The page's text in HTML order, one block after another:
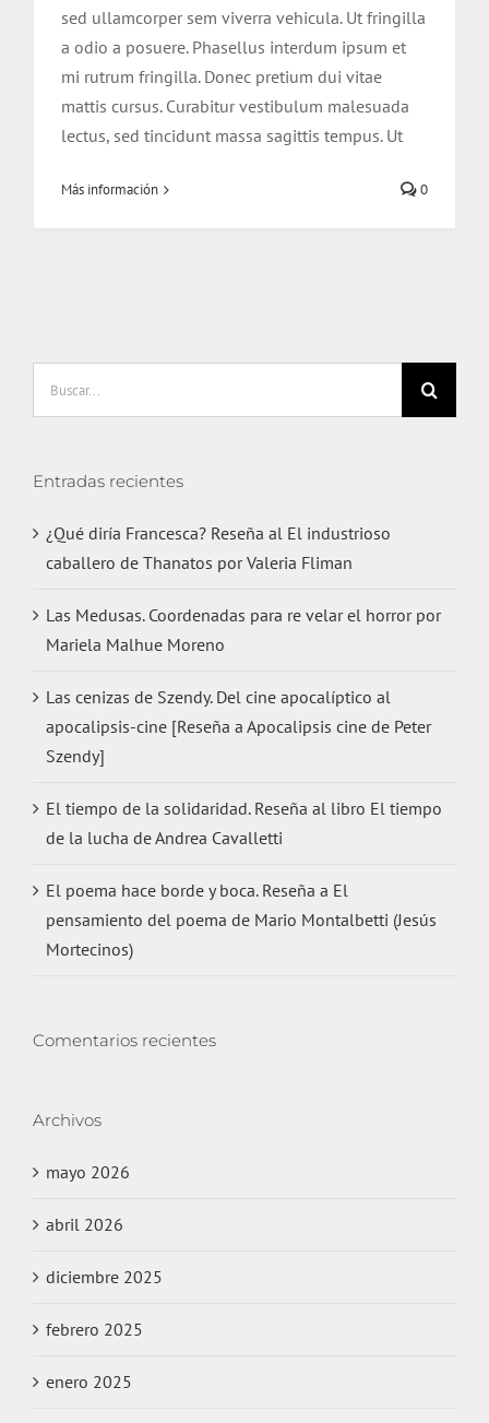
sed ullamcorper sem viverra vehicula. Ut fringilla
a odio a posuere. Phasellus interdum ipsum et
mi rutrum fringilla. Donec pretium dui vitae
mattis cursus. Curabitur vestibulum malesuada
lectus, sed tincidunt massa sagittis tempus. Ut
Más información 0
Entradas recientes
¿Qué diría Francesca? Reseña al El industrioso
caballero de Thanatos por Valeria Fliman
Las Medusas. Coordenadas para re velar el horror por
Mariela Malhue Moreno
Las cenizas de Szendy. Del cine apocalíptico al
apocalipsis-cine [Reseña a Apocalipsis cine de Peter
Szendy]
El tiempo de la solidaridad. Reseña al libro El tiempo
de la lucha de Andrea Cavalletti
El poema hace borde y boca. Reseña a El
pensamiento del poema de Mario Montalbetti (Jesús
Mortecinos)
Comentarios recientes
Archivos
mayo 2026
abril 2026
diciembre 2025
febrero 2025
enero 2025